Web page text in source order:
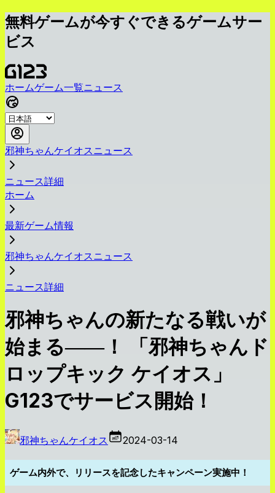
無料ゲームが今すぐできるゲームサー
ビス
ホームゲーム一覧ニュース
邪神ちゃんケイオスニュース
ニュース詳細
ホーム
最新ゲーム情報
邪神ちゃんケイオスニュース
ニュース詳細
邪神ちゃんの新たなる戦いが
始まる――！ 「邪神ちゃんド
ロップキック ケイオス」
G123でサービス開始！
邪神ちゃんケイオス 2024-03-14
ゲーム内外で、リリースを記念したキャンペーン実施中！